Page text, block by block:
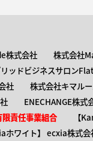
株式会社 株式会社
ッドビジネスサロン
社 株式会社キマル
ENECHANGE株式
限責任事業組合
【
ホワイト】 ecxia株式会